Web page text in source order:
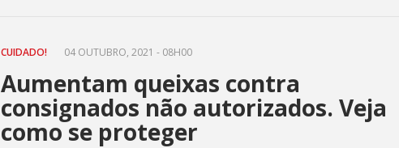
CUIDADO! 04 OUTUBRO, 2021 - 08H00
Aumentam queixas contra
consignados não autorizados. Veja
como se proteger